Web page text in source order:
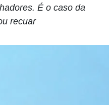
É o caso da
recuar